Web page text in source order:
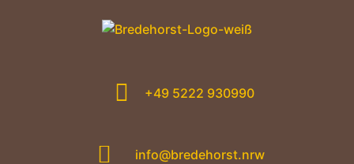
+49 5222 930990
info@bredehorst.nrw